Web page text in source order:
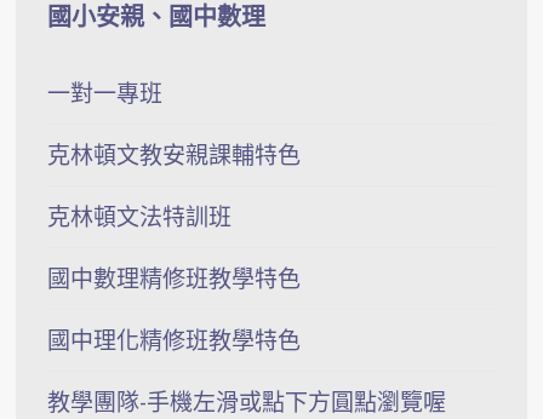
國小安親、國中數理
一對一專班
克林頓文教安親課輔特色
克林頓文法特訓班
國中數理精修班教學特色
國中理化精修班教學特色
教學團隊-手機左滑或點下方圓點瀏覽喔